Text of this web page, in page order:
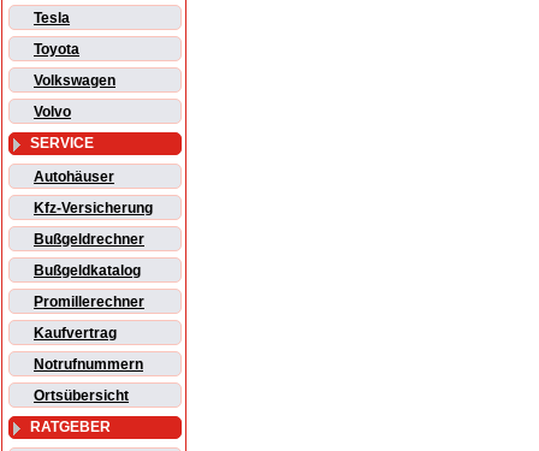
Tesla
Toyota
Volkswagen
Volvo
SERVICE
Autohäuser
Kfz-Versicherung
Bußgeldrechner
Bußgeldkatalog
Promillerechner
Kaufvertrag
Notrufnummern
Ortsübersicht
RATGEBER